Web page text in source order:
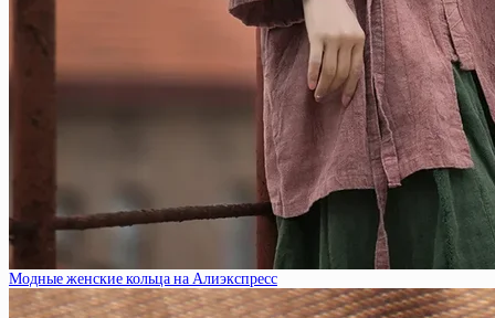
Модные женские кольца на Алиэкспресс